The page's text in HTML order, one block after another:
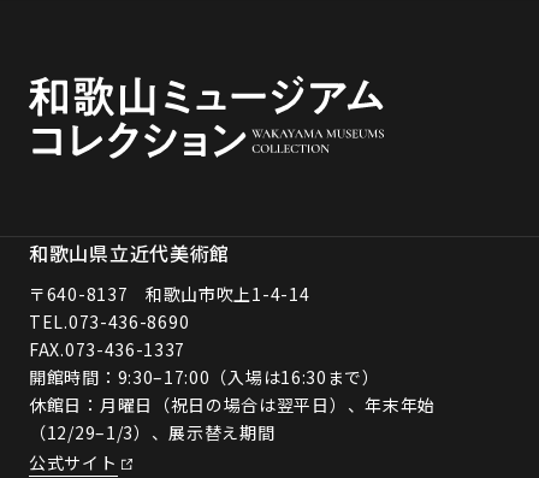
和歌山県立近代美術館
〒640-8137 和歌山市吹上1-4-14
TEL.073-436-8690
FAX.073-436-1337
開館時間：9:30–17:00（入場は16:30まで）
休館日：月曜日（祝日の場合は翌平日）、年末年始
（12/29–1/3）、展示替え期間
公式サイト